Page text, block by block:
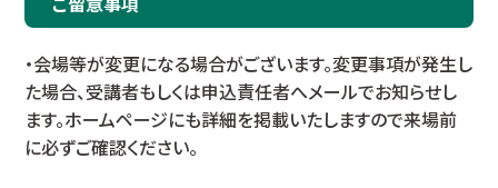
・会場等が変更になる場合がございます。変更事項が発生し
た場合、受講者もしくは申込責任者へメールでお知らせし
ます。ホームページにも詳細を掲載いたしますので来場前
に必ずご確認ください。